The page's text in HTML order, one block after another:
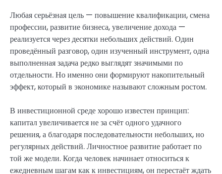
Любая серьёзная цель — повышение квалификации, смена
профессии, развитие бизнеса, увеличение дохода —
реализуется через десятки небольших действий. Один
проведённый разговор, один изученный инструмент, одна
выполненная задача редко выглядят значимыми по
отдельности. Но именно они формируют накопительный
эффект, который в экономике называют сложным ростом.
В инвестиционной среде хорошо известен принцип:
капитал увеличивается не за счёт одного удачного
решения, а благодаря последовательности небольших, но
регулярных действий. Личностное развитие работает по
той же модели. Когда человек начинает относиться к
ежедневным шагам как к инвестициям, он перестаёт ждать